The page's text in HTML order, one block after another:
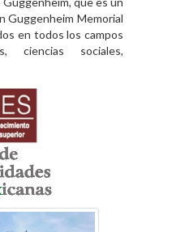
Guggenheim Memorial
en todos los campos
ciencias sociales,